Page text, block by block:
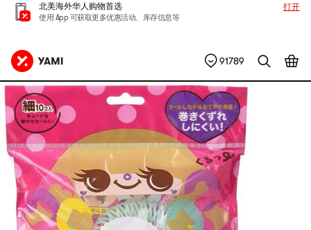
北美海外华人购物首选
使用 App 可获取更多优惠活动、库存信息等
打开
91789